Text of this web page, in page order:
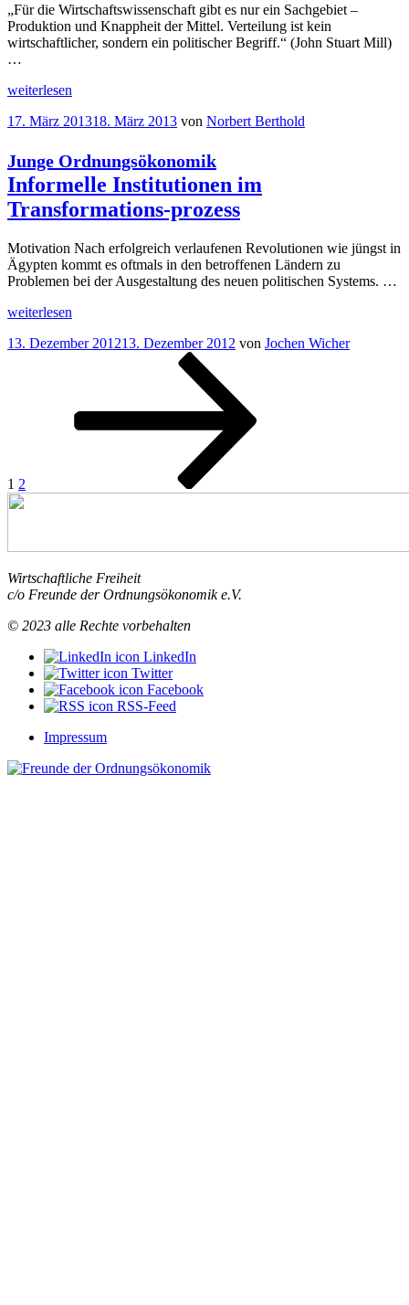
der
Krise“
„Für die Wirtschaftswissenschaft gibt es nur ein Sachgebiet –
Produktion und Knappheit der Mittel. Verteilung ist kein
wirtschaftlicher, sondern ein politischer Begriff.“ (John Stuart Mill)
…
„Ungleichheit
(8)
der
Modelle
Technologie
oder
Institutionen?“
weiterlesen
Veröffentlicht
17. März 201318. März 2013 von Norbert Berthold
Junge Ordnungsökonomik
Informelle Institutionen im
Transformations-prozess
Motivation Nach erfolgreich verlaufenen Revolutionen wie jüngst in
Ägypten kommt es oftmals in den betroffenen Ländern zu
Problemen bei der Ausgestaltung des neuen politischen Systems. …
„Junge
Informelle
weiterlesen
Veröffentlicht
13. Dezember 201213. Dezember 2012 von Jochen Wicher
Seitennummerierung
Beiträge
1 2
Wirtschaftliche Freiheit
c/o Freunde der Ordnungsökonomik e.V.
© 2023 alle Rechte vorbehalten
LinkedIn
Twitter
Facebook
RSS-Feed
Impressum